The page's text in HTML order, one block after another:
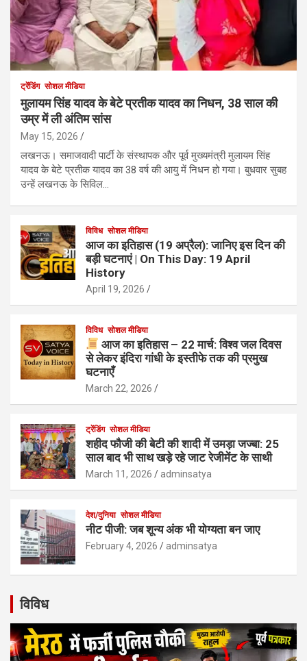
ट्रेंडिंग सोशल मीडिया
मुलायम सिंह यादव के बेटे प्रतीक यादव का निधन, 38 साल की
उम्र में ली अंतिम सांस
May 15, 2026
लखनऊ। समाजवादी पार्टी के संस्थापक और पूर्व मुख्यमंत्री मुलायम सिंह
यादव के बेटे प्रतीक यादव का 38 वर्ष की आयु में निधन हो गया। बुधवार सुबह
उन्हें लखनऊ के सिविल…
विविध सोशल मीडिया
आज का इतिहास (19 अप्रैल): जानिए इस दिन की
बड़ी घटनाएं | On This Day: 19 April
History
April 19, 2026
विविध सोशल मीडिया
आज का इतिहास – 22 मार्च: विश्व जल दिवस
से लेकर इंदिरा गांधी के इस्तीफे तक की प्रमुख
घटनाएँ
March 22, 2026
ट्रेंडिंग सोशल मीडिया
शहीद फौजी की बेटी की शादी में उमड़ा जज्बा: 25
साल बाद भी साथ खड़े रहे जाट रेजीमेंट के साथी
March 11, 2026 adminsatya
देश/दुनिया सोशल मीडिया
नीट पीजी: जब शून्य अंक भी योग्यता बन जाए
February 4, 2026 adminsatya
विविध